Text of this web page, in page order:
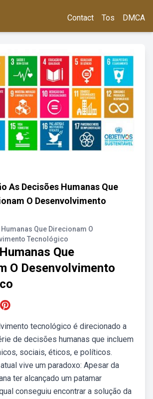
Contact Tos DMCA
As Decisões Humanas Que
O Desenvolvimento
Que Direcionam O
Tecnológico
Que
O Desenvolvimento
tecnológico é direcionado a
de decisões humanas que incluem
sociais, éticos, e políticos.
vive um paradoxo: Apesar da
ter alcançado um patamar
conseguiu encontrar a solução da